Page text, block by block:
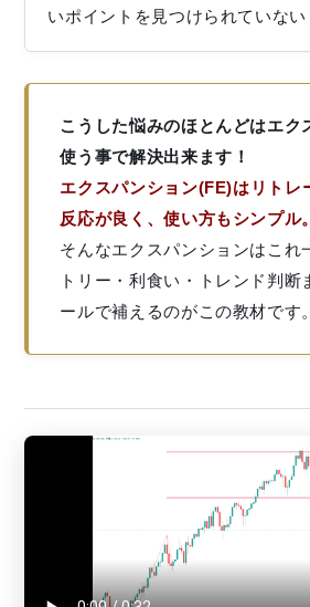
いポイントを見つけられていない
こうした悩みのほとんどはエク
使う事で解決出来ます！
エクスパンション(FE)はリトレ
反応が良く、使い方もシンプル。
そんなエクスパンションはこれ
トリー・利食い・トレンド判断
ールで補えるのがこの教材です。